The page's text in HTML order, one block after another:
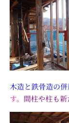
木造と鉄骨造の併
す。 間柱や柱も新